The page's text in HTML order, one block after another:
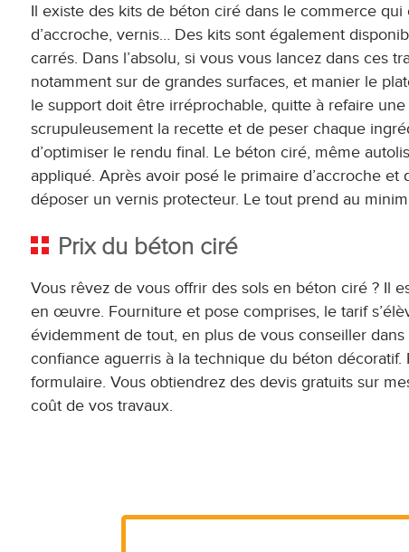
Il existe des kits de béton ciré dans le commerce
d’accroche, vernis… Des kits sont également
carrés. Dans l’absolu, si vous vous lancez dans ces
notamment sur de grandes surfaces, et manier le
le support doit être irréprochable, quitte à refaire
scrupuleusement la recette et de peser chaque
d’optimiser le rendu final. Le béton ciré, même
appliqué. Après avoir posé le primaire d’accroche
déposer un vernis protecteur. Le tout prend au
Prix du béton ciré
Vous rêvez de vous offrir des sols en béton ciré ? Il
en œuvre. Fourniture et pose comprises, le tarif
évidemment de tout, en plus de vous conseiller
confiance aguerris à la technique du béton
formulaire. Vous obtiendrez des devis gratuits sur
coût de vos travaux.